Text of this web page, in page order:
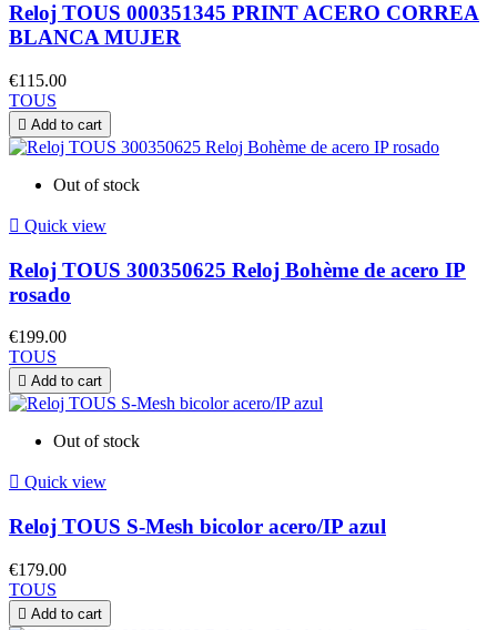
Reloj TOUS 000351345 PRINT ACERO CORREA
BLANCA MUJER
€115.00
TOUS
 Add to cart
Out of stock
 Quick view
Reloj TOUS 300350625 Reloj Bohème de acero IP
rosado
€199.00
TOUS
 Add to cart
Out of stock
 Quick view
Reloj TOUS S-Mesh bicolor acero/IP azul
€179.00
TOUS
 Add to cart